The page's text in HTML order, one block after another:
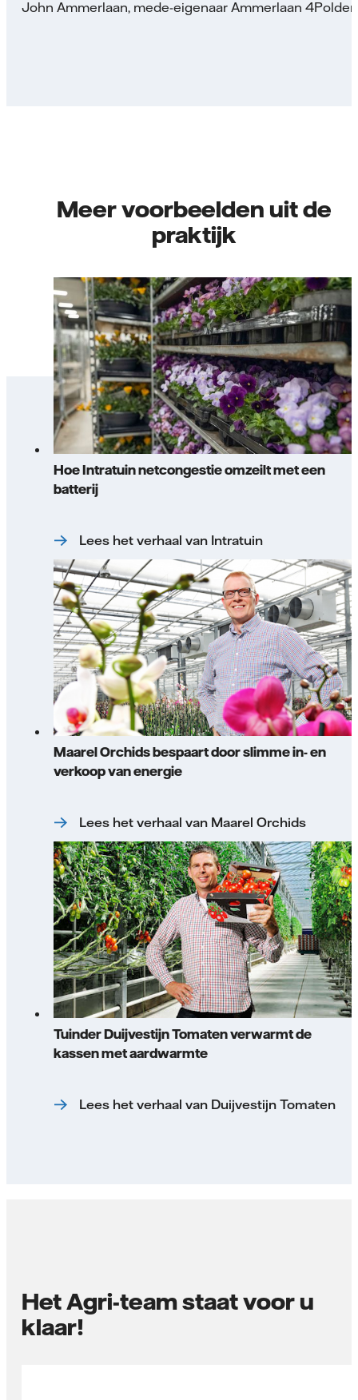
John Ammerlaan, mede-eigenaar Ammerlaan
Meer voorbeelden uit de
praktijk
Hoe Intratuin netcongestie omzeilt met een
batterij
Lees het verhaal van Intratuin
Maarel Orchids bespaart door slimme in- en
verkoop van energie
Lees het verhaal van Maarel Orchids
Tuinder Duijvestijn Tomaten verwarmt de
kassen met aardwarmte
Lees het verhaal van Duijvestijn Tomaten
Het Agri-team staat voor u
klaar!